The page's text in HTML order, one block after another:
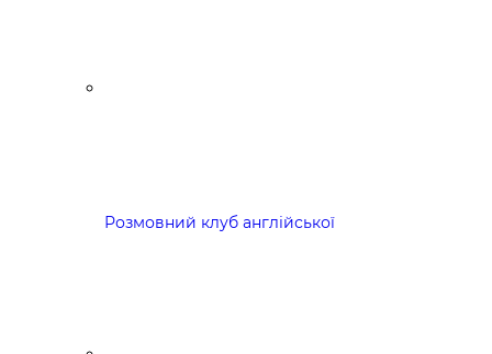
Розмовний клуб англійської